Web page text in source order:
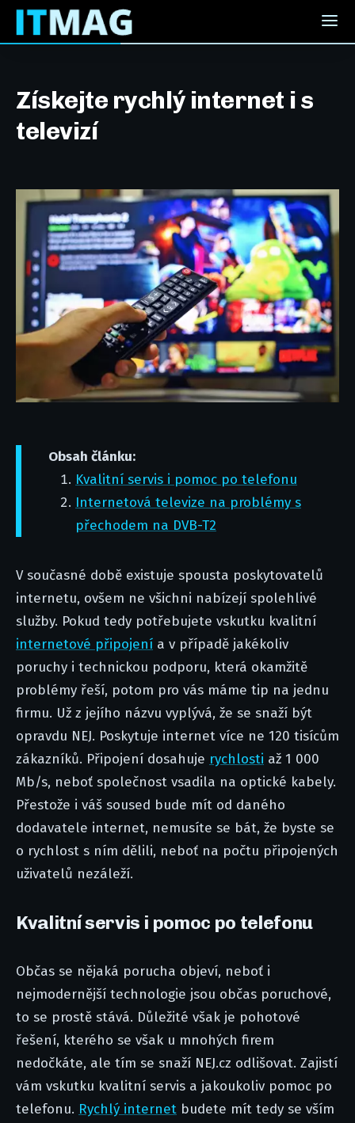
Získejte rychlý internet i s
televizí
Obsah článku:
Kvalitní servis i pomoc po telefonu
Internetová televize na problémy s
přechodem na DVB-T2
V současné době existuje spousta poskytovatelů
internetu, ovšem ne všichni nabízejí spolehlivé
služby. Pokud tedy potřebujete vskutku kvalitní
internetové připojení a v případě jakékoliv
poruchy i technickou podporu, která okamžitě
problémy řeší, potom pro vás máme tip na jednu
firmu. Už z jejího názvu vyplývá, že se snaží být
opravdu NEJ. Poskytuje internet více ne 120 tisícům
zákazníků. Připojení dosahuje rychlosti až 1 000
Mb/s, neboť společnost vsadila na optické kabely.
Přestože i váš soused bude mít od daného
dodavatele internet, nemusíte se bát, že byste se
o rychlost s ním dělili, neboť na počtu připojených
uživatelů nezáleží.
Kvalitní servis i pomoc po telefonu
Občas se nějaká porucha objeví, neboť i
nejmodernější technologie jsou občas poruchové,
to se prostě stává. Důležité však je pohotové
řešení, kterého se však u mnohých firem
nedočkáte, ale tím se snaží NEJ.cz odlišovat. Zajistí
vám vskutku kvalitní servis a jakoukoliv pomoc po
telefonu. Rychlý internet budete mít tedy se vším